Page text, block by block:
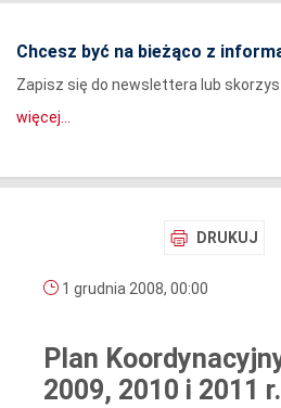
Chcesz być na bieżąco z
Zapisz się do newslettera lub
więcej...
DRUKUJ
1 grudnia 2008, 00:00
Plan
2009, 2010 i 2011 r.